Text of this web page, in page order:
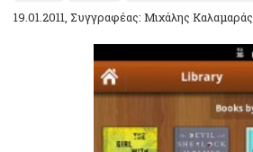
19.01.2011, Συγγραφέας: Μιχάλης Καλαμαράς